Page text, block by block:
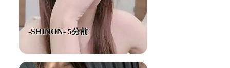
-SHINON- 5分前